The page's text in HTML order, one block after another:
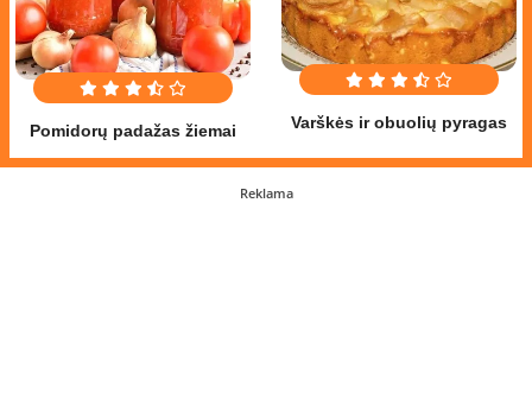
Pomidorų padažas žiemai Varškės ir obuolių pyragas
Reklama